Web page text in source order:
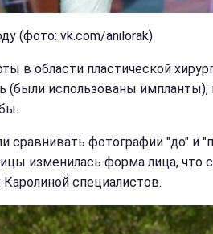
(фото: vk.com/anilorak)
в области пластической
(были использованы импланты),
сравнивать фотографии "до" и
изменилась форма лица, что
специалистов.